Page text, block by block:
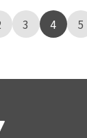
3 4 5